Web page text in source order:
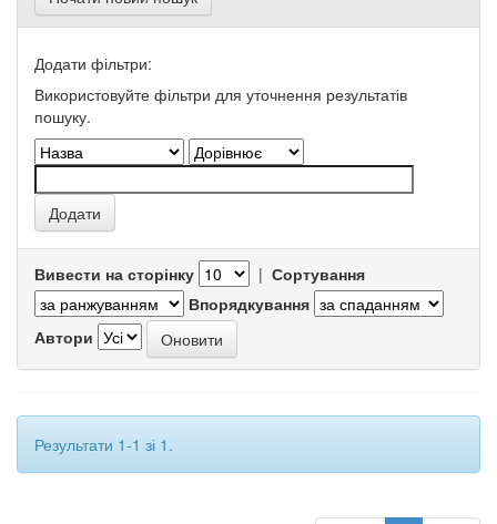
Додати фільтри:
Використовуйте фільтри для уточнення результатів
пошуку.
Вивести на сторінку | Сортування
Впорядкування
Автори
Результати 1-1 зі 1.